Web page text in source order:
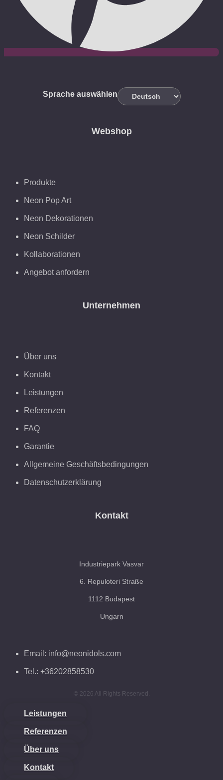
Sprache auswählen
Webshop
Produkte
Neon Pop Art
Neon Dekorationen
Neon Schilder
Kollaborationen
Angebot anfordern
Unternehmen
Über uns
Kontakt
Leistungen
Referenzen
FAQ
Garantie
Allgemeine Geschäftsbedingungen
Datenschutzerklärung
Kontakt
Industriepark Vasvar
6. Repuloteri Straße
1112 Budapest
Ungarn
Email: info@neonidols.com
Tel.: +36202858530
© 2026 All Rights Reserved.
Leistungen
Referenzen
Über uns
Kontakt